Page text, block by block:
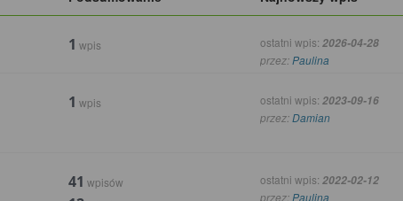
1 wpis ostatni wpis: 2026-04-28
przez:Paulina
1 wpis ostatni wpis: 2023-09-16
przez:Damian
41 wpisów ostatni wpis: 2022-02-12
przez:Paulina